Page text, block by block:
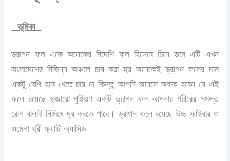
ভূমিকা
ড্রাগন ফল একে অনেকের বিদেশি ফল হিসেবে চিনে তবে এটি এখন
বাংলাদেশের বিভিন্ন অঞ্চলে চাষ করা হয় অনেকেই ড্রাগন ফলের দাম
একটু বেশি হবে খেতে চায় না কিন্তু আপনি জানলে অবাক হবেন যে এই
ফলে রয়েছে হাজারো পুষ্টিগুণ একটি ড্রাগন ফল আপনার শরীরের সমস্ত
রোগ বালাই নিমিষে দূর করতে পারে। ড্রাগন ফলে রয়েছে উচ্চ ফাইবার ও
ওমেগা থ্রী ফ্যাটি অ্যাসিড